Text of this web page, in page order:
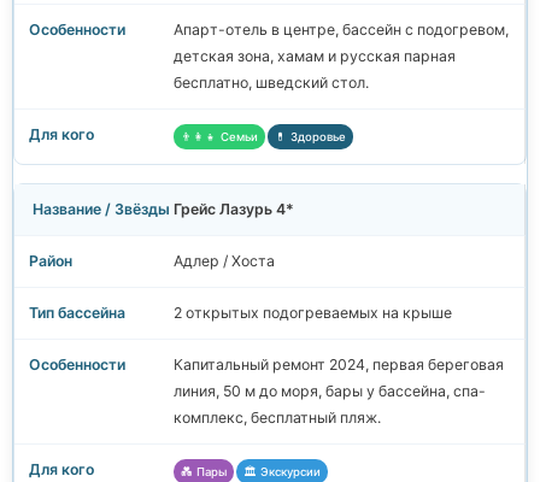
Апарт-отель в центре, бассейн с подогревом,
детская зона, хамам и русская парная
бесплатно, шведский стол.
👨‍👩‍👧 Семьи 💊 Здоровье
Грейс Лазурь 4*
Адлер / Хоста
2 открытых подогреваемых на крыше
Капитальный ремонт 2024, первая береговая
линия, 50 м до моря, бары у бассейна, спа-
комплекс, бесплатный пляж.
💑 Пары 🏛️ Экскурсии